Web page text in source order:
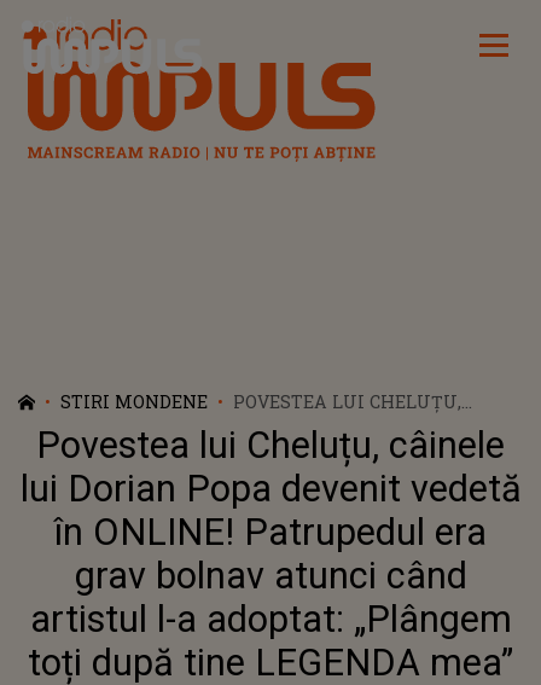
Radio Impuls
STIRI MONDENE
POVESTEA LUI CHELUȚU,
CÂINELE LUI DORIAN POPA
DEVENIT VEDETĂ ÎN ONLINE!
PATRUPEDUL ERA GRAV BOLNAV
ATUNCI CÂND ARTISTUL L-A
ADOPTAT: „PLÂNGEM TOȚI
DUPĂ TINE LEGENDA MEA”
Povestea lui Cheluțu, câinele
lui Dorian Popa devenit vedetă
în ONLINE! Patrupedul era
grav bolnav atunci când
artistul l-a adoptat: „Plângem
toți după tine LEGENDA mea”